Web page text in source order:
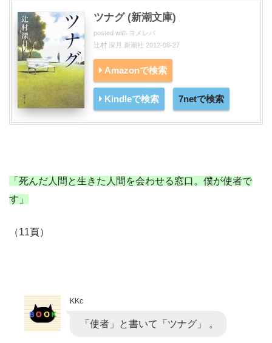
ツナグ (新潮文庫)
posted with ヨメレバ
辻村 深月 新潮社 2012-08-27
Amazonで検索
Kindleで検索 7netで検索
「死んだ人間と生きた人間を会わせる窓口。僕が使者で
す」
（11頁）
KKc
「使者」と書いて「ツナグ」 。